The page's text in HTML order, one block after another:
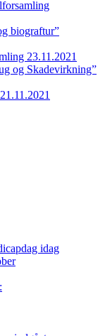
biograftur”
23.11.2021
og Skadevirkning”
idag